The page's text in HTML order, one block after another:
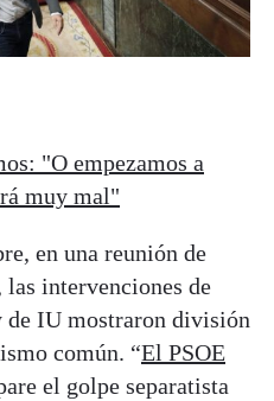
"O empezamos a
muy mal"
en una reunión de
las intervenciones de
de IU mostraron división
común. “El PSOE
el golpe separatista